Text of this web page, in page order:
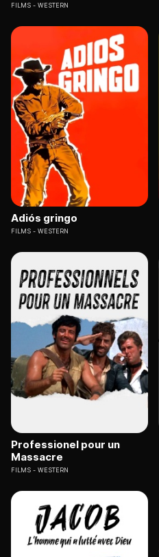
FILMS WESTERN
Adiós gringo
FILMS WESTERN
Professionel pour un
Massacre
FILMS WESTERN